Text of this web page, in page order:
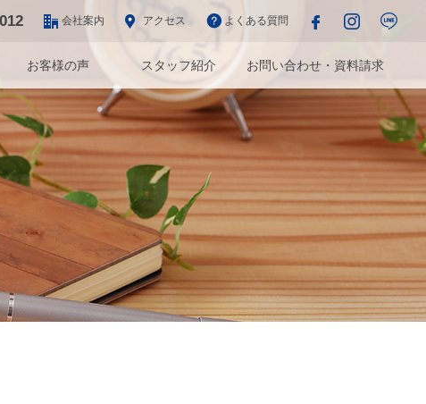
会社案内 アクセス よくある質問
お客様の声 スタッフ紹介 お問い合わせ・資料請求